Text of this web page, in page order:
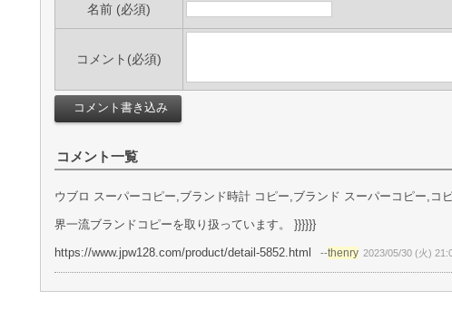
名前 (必須)
コメント(必須)
コメント一覧
ウブロ スーパーコピー,ブランド時計 コピー,ブランド スーパーコピー,コ
界一流ブランドコピーを取り扱っています。 }}}}}}
https://www.jpw128.com/product/detail-5852.html --thenry 2023/05/30 (火)